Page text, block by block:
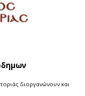
διοργανώνουν και